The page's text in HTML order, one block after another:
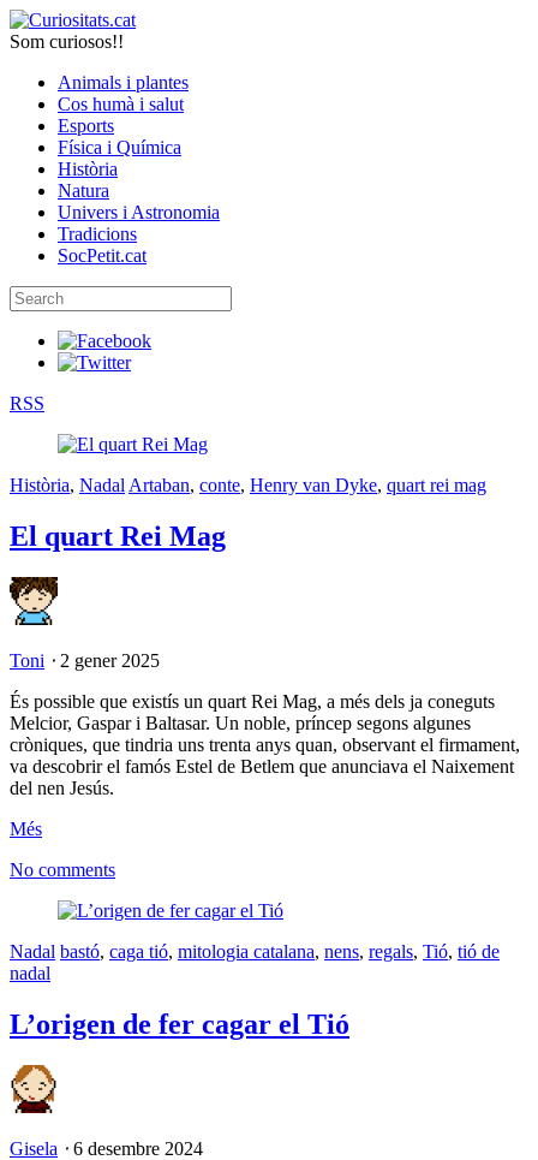
Som curiosos!!
Animals i plantes
Cos humà i salut
Esports
Física i Química
Història
Natura
Univers i Astronomia
Tradicions
SocPetit.cat
RSS
Història, Nadal Artaban, conte, Henry van Dyke, quart rei mag
El quart Rei Mag
Toni ⋅ 2 gener 2025
És possible que existís un quart Rei Mag, a més dels ja coneguts
Melcior, Gaspar i Baltasar. Un noble, príncep segons algunes
cròniques, que tindria uns trenta anys quan, observant el firmament,
va descobrir el famós Estel de Betlem que anunciava el Naixement
del nen Jesús.
Més
No comments
Nadal bastó, caga tió, mitologia catalana, nens, regals, Tió, tió de
nadal
L’origen de fer cagar el Tió
Gisela ⋅ 6 desembre 2024